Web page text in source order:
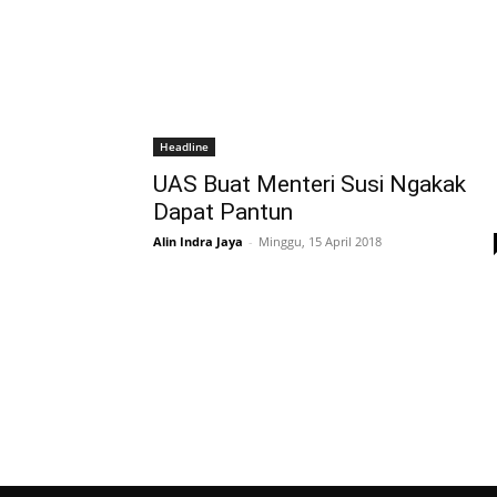
Headline
UAS Buat Menteri Susi Ngakak
Dapat Pantun
Alin Indra Jaya - Minggu, 15 April 2018